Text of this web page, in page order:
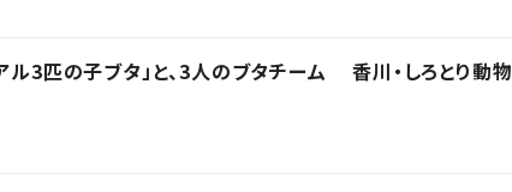
ル3匹の子ブタ」と、3人のブタチーム 香川・しろとり動物